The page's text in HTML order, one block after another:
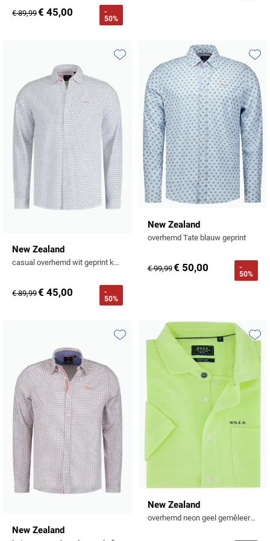
Tommy Hilfiger
Vanguard
William Lockie
Alle Merken
€ 89,99€ 45,00
-
50%
New Zealand
casual overhemd wit geprint katoen normale fit
€ 89,99€ 45,00
-
50%
Toevoegen aan favorieten
New Zealand
overhemd Tate blauw geprint
€ 99,99€ 50,00
-
50%
New Zealand
Toevoegen aan favorieten
New Zealand
overhemd neon geel gemêleerd linnen